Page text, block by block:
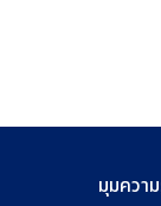
มุมควา